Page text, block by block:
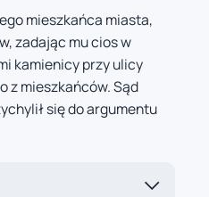
mieszkańca miasta,
zadając mu cios w
kamienicy przy ulicy
z mieszkańców. Sąd
się do argumentu